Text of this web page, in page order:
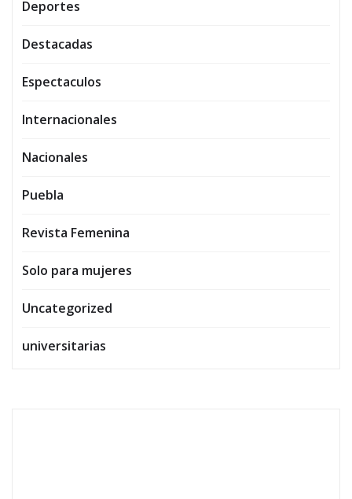
Deportes
Destacadas
Espectaculos
Internacionales
Nacionales
Puebla
Revista Femenina
Solo para mujeres
Uncategorized
universitarias